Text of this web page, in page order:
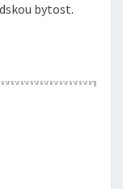
bytost.